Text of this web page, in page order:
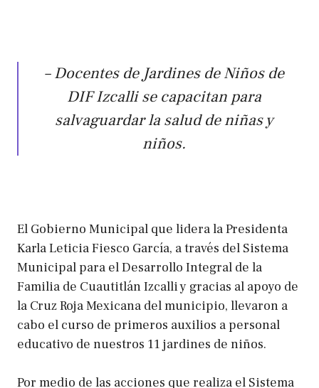
– Docentes de Jardines de Niños de
DIF Izcalli se capacitan para
salvaguardar la salud de niñas y
niños.
El Gobierno Municipal que lidera la Presidenta
Karla Leticia Fiesco García, a través del Sistema
Municipal para el Desarrollo Integral de la
Familia de Cuautitlán Izcalli y gracias al apoyo de
la Cruz Roja Mexicana del municipio, llevaron a
cabo el curso de primeros auxilios a personal
educativo de nuestros 11 jardines de niños.
Por medio de las acciones que realiza el Sistema